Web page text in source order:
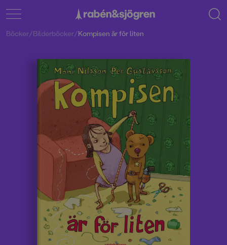
Böcker/Bilderböcker/Kompisen är för liten